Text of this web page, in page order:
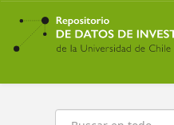
Ir
contenido
principal
Buscar